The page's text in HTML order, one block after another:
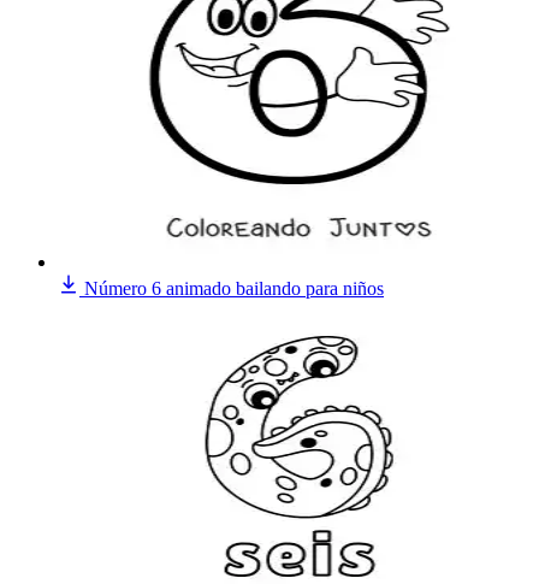
Número 6 animado bailando para niños